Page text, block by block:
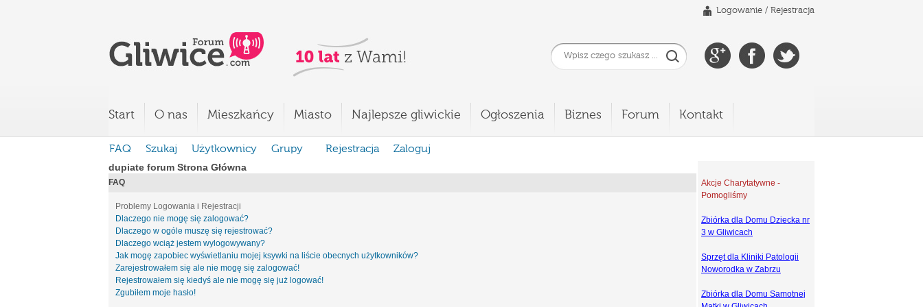
Logowanie / Rejestracja
Start O nas Mieszkańcy Miasto Najlepsze gliwickie Ogłoszenia Biznes Forum Kontakt
FAQ Szukaj Użytkownicy Grupy Rejestracja
Zaloguj
dupiate forum Strona Główna
FAQ
Problemy Logowania i Rejestracji
Dlaczego nie mogę się zalogować?
Dlaczego w ogóle muszę się rejestrować?
Dlaczego wciąż jestem wylogowywany?
Jak mogę zapobiec wyświetlaniu mojej ksywki na liście obecnych użytkowników?
Zarejestrowałem się ale nie mogę się zalogować!
Rejestrowałem się kiedyś ale nie mogę się już logować!
Zgubiłem moje hasło!
Akcje Charytatywne -
Pomogliśmy
Zbiórka dla Domu Dziecka nr
3 w Gliwicach
Sprzęt dla Kliniki Patologii
Noworodka w Zabrzu
Zbiórka dla Domu Samotnej